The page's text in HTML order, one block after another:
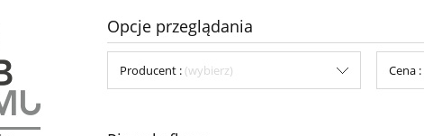
Opcje przeglądania
Producent : (wybierz) Cena :